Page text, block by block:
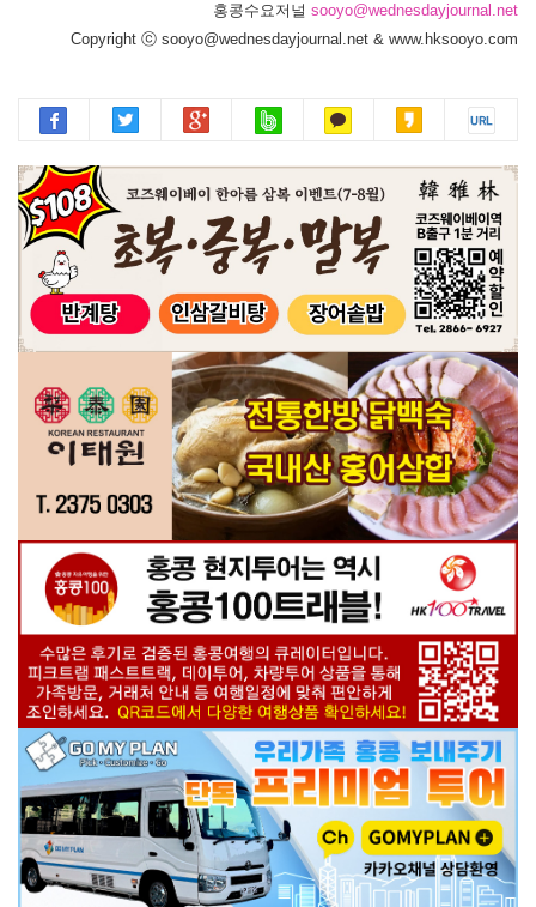
홍콩수요저널 sooyo@wednesdayjournal.net
Copyright ⓒ sooyo@wednesdayjournal.net & www.hksooyo.com